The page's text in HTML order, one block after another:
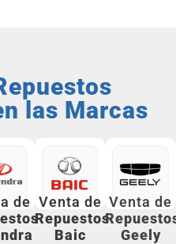
las Marcas
de Venta de
Repuestos
Baic
Venta de
Geely